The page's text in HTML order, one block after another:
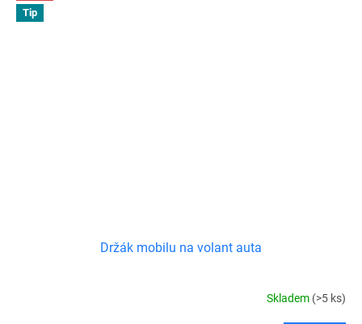
Tip
Držák mobilu na volant auta
Skladem (>5 ks)